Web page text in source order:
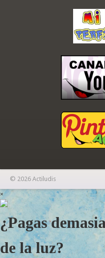
© 2026 Actiludis
×
¿Pagas
de la luz?